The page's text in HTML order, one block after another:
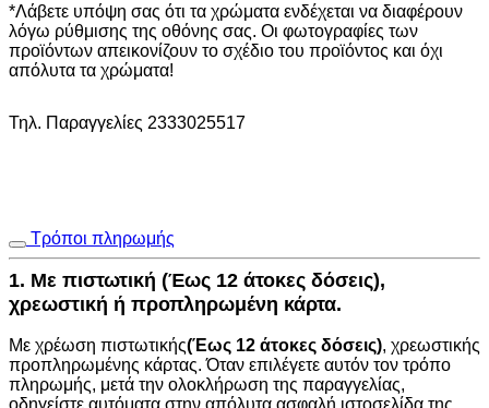
*Λάβετε υπόψη σας ότι τα χρώματα ενδέχεται να διαφέρουν
λόγω ρύθμισης της οθόνης σας. Οι φωτογραφίες των
προϊόντων απεικονίζουν το σχέδιο του προϊόντος και όχι
απόλυτα τα χρώματα!
Τηλ. Παραγγελίες 2333025517
Τρόποι πληρωμής
1. Με πιστωτική (Έως 12 άτοκες δόσεις),
χρεωστική ή προπληρωμένη κάρτα.
Με χρέωση πιστωτικής(Έως 12 άτοκες δόσεις), χρεωστικής
προπληρωμένης κάρτας. Όταν επιλέγετε αυτόν τον τρόπο
πληρωμής, μετά την ολοκλήρωση της παραγγελίας,
οδηγείστε αυτόματα στην απόλυτα ασφαλή ιστοσελίδα της